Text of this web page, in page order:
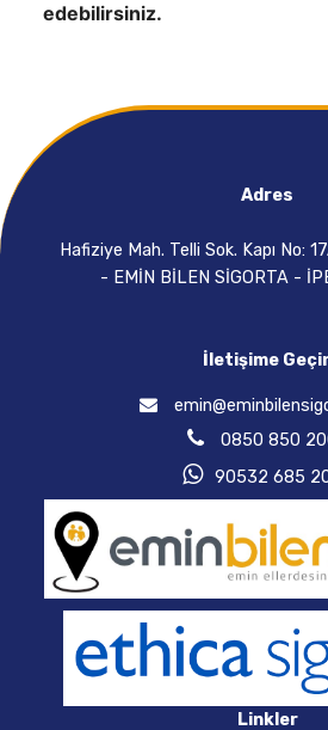
edebilirsiniz.
Adres
Hafiziye Mah. Telli Sok. Kapı No:
- EMİN BİLEN SİGORTA -
İletişime
0850 850
90532 685
Linkler